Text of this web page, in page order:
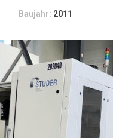
Baujahr: 2011